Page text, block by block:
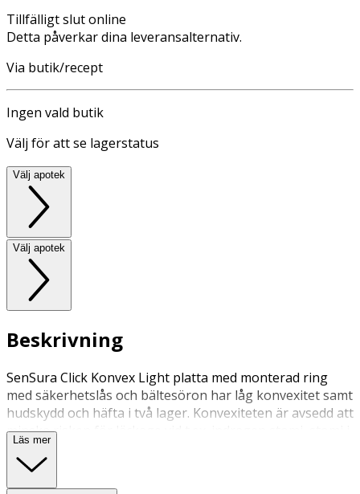
Tillfälligt slut online
Detta påverkar dina leveransalternativ.
Via butik/recept
Ingen vald butik
Välj för att se lagerstatus
Välj apotek
Välj apotek
Beskrivning
SenSura Click Konvex Light platta med monterad ring
med säkerhetslås och bältesöron har låg konvexitet samt
hudskydd och häfta i två lager. Konvexiteten är avsedd att
minska risken för läckage vid t.ex. indragen stomi, stomi i
hudplanet eller ojämnheter i huden. Plattan kan
användas till alla SenSura Click påsar. Den kan bäras med
bälte.
Läs mer